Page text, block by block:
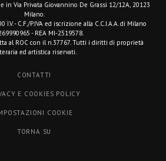
in Via Privata Giovannino De Grassi 12/12A, 20123
Milano.
I.V. - C.F./P.IVA ed iscrizione alla C.C.I.A.A. di Milano
- REA MI-2519578.
al ROC con il n.37767. Tutti i diritti di proprietà
ed artistica riservati.
CONTATTI
E COOKIES POLICY
COOKIE
TORNA SU